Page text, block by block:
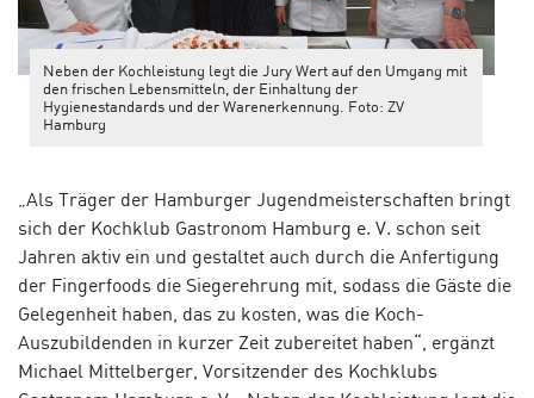
Neben der Kochleistung legt die Jury Wert auf den Umgang mit
den frischen Lebensmitteln, der Einhaltung der
Hygienestandards und der Warenerkennung. Foto: ZV
Hamburg
„Als Träger der Hamburger Jugendmeisterschaften bringt
sich der Kochklub Gastronom Hamburg e. V. schon seit
Jahren aktiv ein und gestaltet auch durch die Anfertigung
der Fingerfoods die Siegerehrung mit, sodass die Gäste die
Gelegenheit haben, das zu kosten, was die Koch-
Auszubildenden in kurzer Zeit zubereitet haben“, ergänzt
Michael Mittelberger, Vorsitzender des Kochklubs